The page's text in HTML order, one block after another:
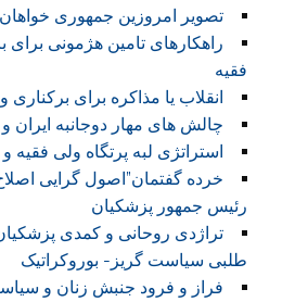
تصویر امروزین جمهوری
راهکارهای تامین هژمونی
فقیه
انقلاب یا مذاکره برای
چالش های مهار دوجانبه ایران و
استراتژی لبه پرتگاه ولی فقیه
خرده گفتمان”اصول گرایی
رئیس جمهور پزشکیان
تراژدی روحانی و کمدی
طلبی سیاست گریز- بوروکراتیک
فراز و فرود جنبش زنان و